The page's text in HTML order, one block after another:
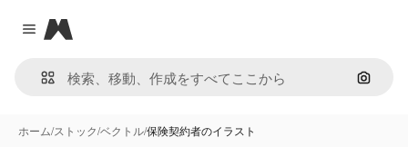
Close menu
Magnific
画像で
ホーム/ストック/ベクトル/保険契約者のイラスト